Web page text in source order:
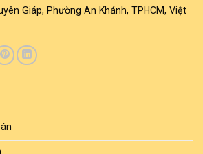
Giáp, Phường An Khánh, TPHCM, Việt